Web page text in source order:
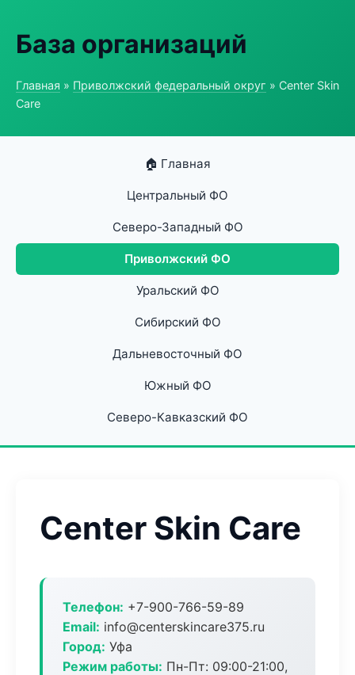
База организаций
Главная » Приволжский федеральный округ » Center Skin
Care
🏠 Главная
Центральный ФО
Северо-Западный ФО
Приволжский ФО
Уральский ФО
Сибирский ФО
Дальневосточный ФО
Южный ФО
Северо-Кавказский ФО
Center Skin Care
Телефон: +7-900-766-59-89
Email: info@centerskincare375.ru
Город: Уфа
Режим работы: Пн-Пт: 09:00-21:00,